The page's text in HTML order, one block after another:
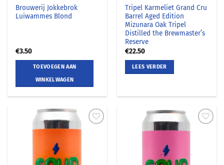
Brouwerij Jokkebrok
Luiwammes Blond
€3.50
TOEVOEGEN AAN
WINKELWAGEN
Tripel Karmeliet Grand Cru
Barrel Aged Edition
Mizunara Oak Tripel
Distilled the Brewmaster’s
Reserve
€22.50
LEES VERDER